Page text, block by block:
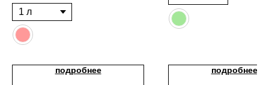
подробнее подробнее